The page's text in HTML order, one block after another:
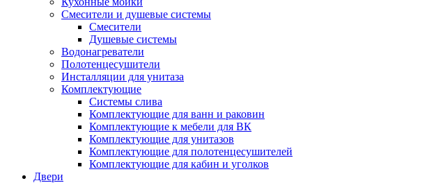
Смесители и душевые системы
Смесители
Душевые системы
Водонагреватели
Полотенцесушители
Инсталляции для унитаза
Комплектующие
Системы слива
Комплектующие для ванн и раковин
Комплектующие к мебели для ВК
Комплектующие для унитазов
Комплектующие для полотенцесушителей
Комплектующие для кабин и уголков
Двери